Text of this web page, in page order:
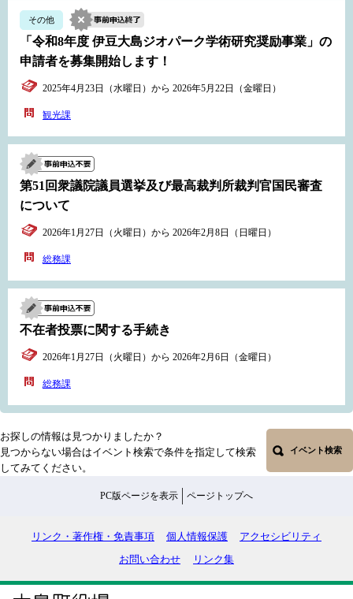
その他
「令和8年度 伊豆大島ジオパーク学術研究奨励事業」の
申請者を募集開始します！
2025年4月23日（水曜日）から 2026年5月22日（金曜日）
観光課
第51回衆議院議員選挙及び最高裁判所裁判官国民審査
について
2026年1月27日（火曜日）から 2026年2月8日（日曜日）
総務課
不在者投票に関する手続き
2026年1月27日（火曜日）から 2026年2月6日（金曜日）
総務課
お探しの情報は見つかりましたか？
見つからない場合はイベント検索で条件を指定して検索
してみてください。
イベント検索
PC版ページを表示 ページトップへ
リンク・著作権・免責事項 個人情報保護 アクセシビリティ
お問い合わせ リンク集